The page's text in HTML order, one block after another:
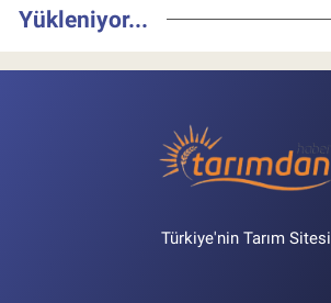
Yükleniyor...
Türkiye'nin Tarım Sitesi